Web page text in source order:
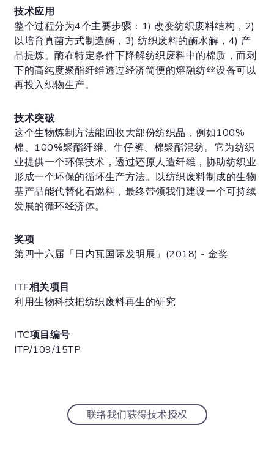
技术应用
整个过程分为4个主要步骤：1) 改变纺织废料结构，2)
以培育真菌方式制造酶，3) 纺织废料的酶水解，4) 产
品提炼。酶在特定条件下降解纺织废料中的棉质，而剩
下的高纯度聚酯纤维透过经济简便的熔融纺丝设备可以
再投入织物生产。
技术突破
这个生物炼制方法能回收大部份纺织品，例如100%
棉、100%聚酯纤维、牛仔裤、棉聚酯混纺。它为纺织
业提供一个环保技术，透过还原人造纤维，协助纺织业
形成一个环保的循环生产方法。以纺织废料制成的生物
基产品能代替化石燃料，最终带领我们建设一个可持续
发展的循环经济体。
奖项
第四十六届「日内瓦国际发明展」(2018) - 金奖
ITF相关项目
利用生物科技把纺织废料再生的研究
ITC项目编号
ITP/109/15TP
联络我们获得技术授权